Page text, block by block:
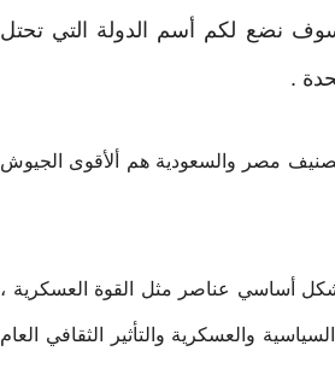
نضع لكم أسم الدولة التي تحتل
.
والشرق الأوسط عام 2022 . تعرف على تصنيف مصر والسعودية هم ألأقوى الجيوش
أساسي عناصر مثل القوة العسكرية ،
والعسكرية والتأثير الثقافي العام